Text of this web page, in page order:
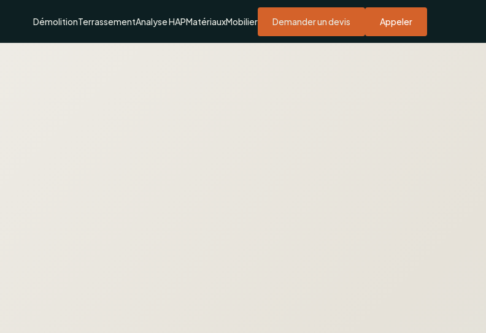
DémolitionTerrassementAnalyse HAPMatériauxMobilier Demander un devis Appeler